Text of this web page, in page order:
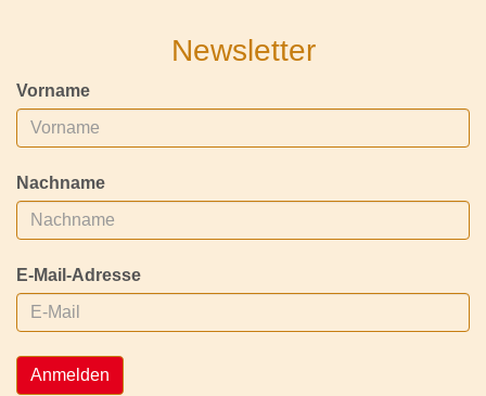
Newsletter
Vorname
Nachname
E-Mail-Adresse
Anmelden